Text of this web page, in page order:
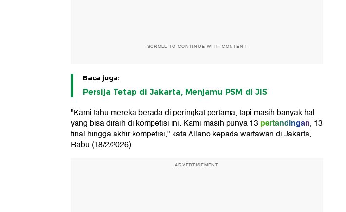
SCROLL TO CONTINUE WITH CONTENT
Baca juga:
Persija Tetap di Jakarta, Menjamu PSM di JIS
"Kami tahu mereka berada di peringkat pertama, tapi masih banyak hal
yang bisa diraih di kompetisi ini. Kami masih punya 13pertandingan, 13
final hingga akhir kompetisi," kata Allano kepada wartawan di Jakarta,
Rabu (18/2/2026).
ADVERTISEMENT